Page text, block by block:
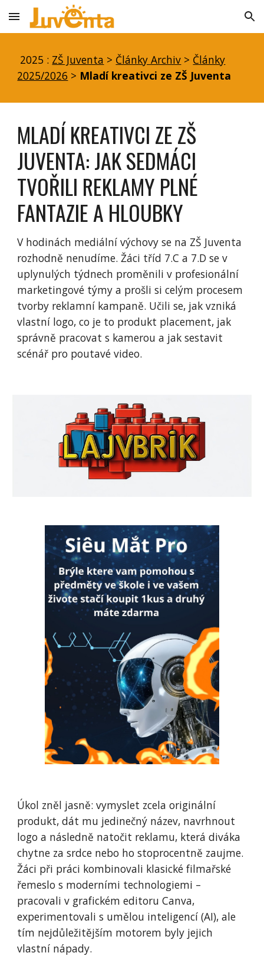
Skip to main content Skip to navigation
2025 : ZŠ Juventa > Články Archiv > Články
2025/2026 > Mladí kreativci ze ZŠ Juventa
MLADÍ KREATIVCI ZE ZŠ
JUVENTA: JAK SEDMÁCI
TVOŘILI REKLAMY PLNÉ
FANTAZIE A HLOUBKY
V hodinách mediální výchovy se na ZŠ Juventa
rozhodně nenudíme. Žáci tříd 7.C a 7.D se v
uplynulých týdnech proměnili v profesionální
marketingové týmy a prošli si celým procesem
tvorby reklamní kampaně. Učili se, jak vzniká
vlastní logo, co je to produkt placement, jak
správně pracovat s kamerou a jak sestavit
scénář pro poutavé video.
Úkol zněl jasně: vymyslet zcela originální
produkt, dát mu jedinečný název, navrhnout
logo a následně natočit reklamu, která diváka
chytne za srdce nebo ho stoprocentně zaujme.
Žáci při práci kombinovali klasické filmařské
řemeslo s moderními technologiemi –
pracovali v grafickém editoru Canva,
experimentovali s umělou inteligencí (AI), ale
tím nejdůležitějším motorem byly jejich
vlastní nápady.